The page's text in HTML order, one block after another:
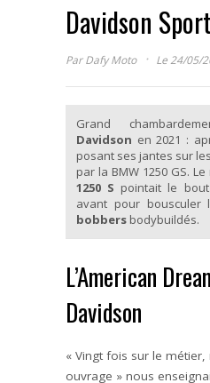
Davidson
ParDafy Moto · Le 24/05/
Grand
Davidson en 2021 :
posant ses jantes sur
par la BMW 1250 GS.
1250 S pointait le
avant pour bousculer
bobbers bodybuildés.
L’American
Davidson
« Vingt fois sur le
ouvrage » nous